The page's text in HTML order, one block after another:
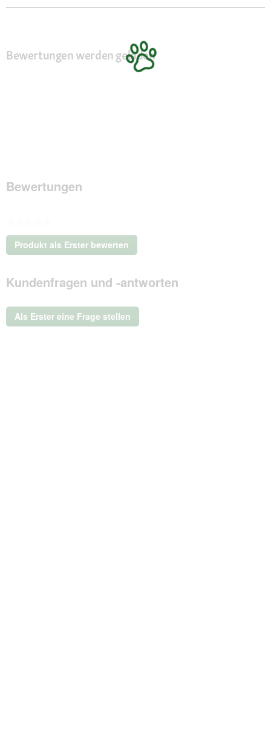
Bewertungen werden geladen
Bewertungen
Kein
Beurteilungswert
Produkt als Erster bewerten
.
dieser
Aktion
ein
modales
Kundenfragen und -antworten
Als Erster eine Frage stellen